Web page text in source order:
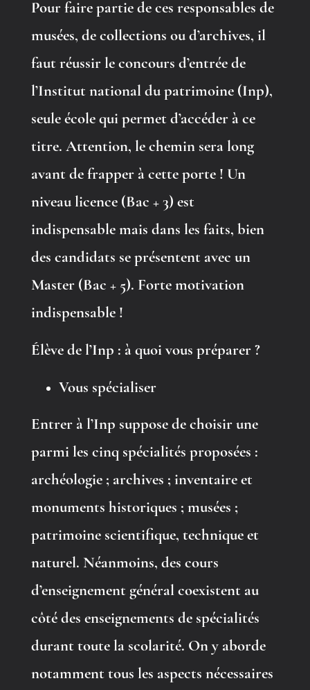
Pour faire partie de ces responsables de
musées, de collections ou d’archives, il
faut réussir le concours d’entrée de
l’Institut national du patrimoine (Inp),
seule école qui permet d’accéder à ce
titre. Attention, le chemin sera long
avant de frapper à cette porte ! Un
niveau licence (Bac + 3) est
indispensable mais dans les faits, bien
des candidats se présentent avec un
Master (Bac + 5). Forte motivation
indispensable !
Élève de l’Inp : à quoi vous préparer ?
Vous spécialiser
Entrer à l’Inp suppose de choisir une
parmi les cinq spécialités proposées :
archéologie ; archives ; inventaire et
monuments historiques ; musées ;
patrimoine scientifique, technique et
naturel. Néanmoins, des cours
d’enseignement général coexistent au
côté des enseignements de spécialités
durant toute la scolarité. On y aborde
notamment tous les aspects nécessaires